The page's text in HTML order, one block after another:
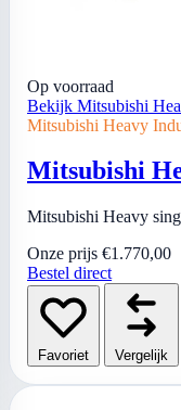
Op voorraad
Bekijk Mitsubishi
Mitsubishi Heavy
Mitsubishi
Mitsubishi Heavy
Onze prijs €1.770,00
Bestel direct
Favoriet Vergelijk